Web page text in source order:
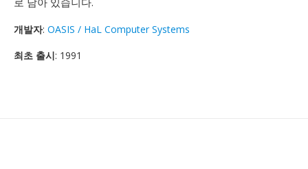
개발자: OASIS / HaL Computer Systems
최초 출시: 1991